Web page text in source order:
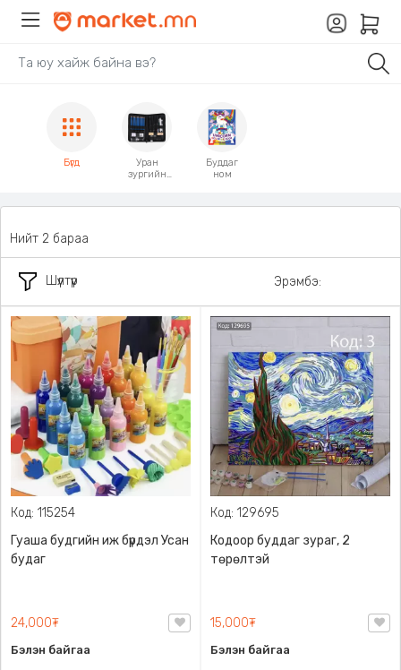
Бүгд
Уран
зургийн
Буддаг
ном
Шүүлтүүр
Нийт 2 бараа
Эрэмбэ:
Код: 115254
Гуаша будгийн иж бүрдэл Усан
будаг
24,000₮
Бэлэн байгаа
Код: 129695
Кодоор буддаг зураг, 2
төрөлтэй
15,000₮
Бэлэн байгаа